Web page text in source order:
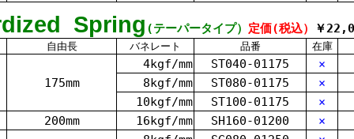
Spring (テーパータイプ） 定価(税込） ￥
自由長 バネレート 品番 在庫
175mm
4kgf/mm ST040-01175 ×
8kgf/mm
ST080-01175 ×
10kgf/mm
ST100-01175 ×
200mm 16kgf/mm SH160-01200 ×